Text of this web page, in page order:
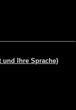
und Ihre Sprache)